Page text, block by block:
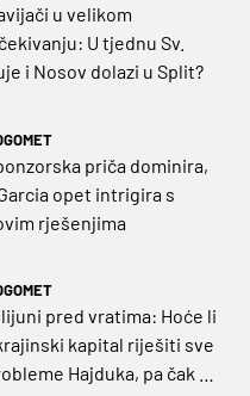
u velikom
U tjednu Sv.
i Nosov dolazi u Split?
priča dominira,
opet intrigira s
rješenjima
pred vratima: Hoće li
kapital riješiti sve
Hajduka, pa čak i